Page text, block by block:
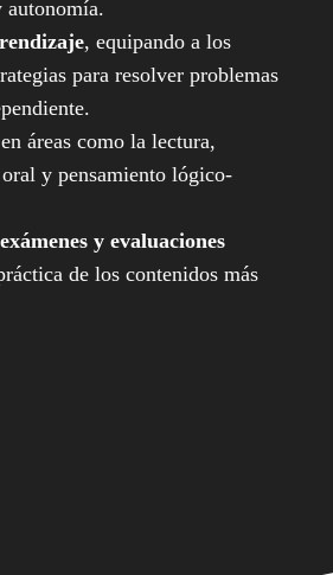
autonomía.
, equipando a los
para resolver problemas
en áreas como la lectura,
y pensamiento lógico-
y evaluaciones
de los contenidos más